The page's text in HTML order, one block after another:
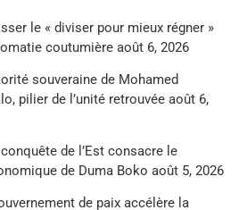
le « diviser pour mieux régner »
coutumière août 6, 2026
souveraine de Mohamed
pilier de l’unité retrouvée août 6,
de l’Est consacre le
de Duma Boko août 5, 2026
de paix accélère la